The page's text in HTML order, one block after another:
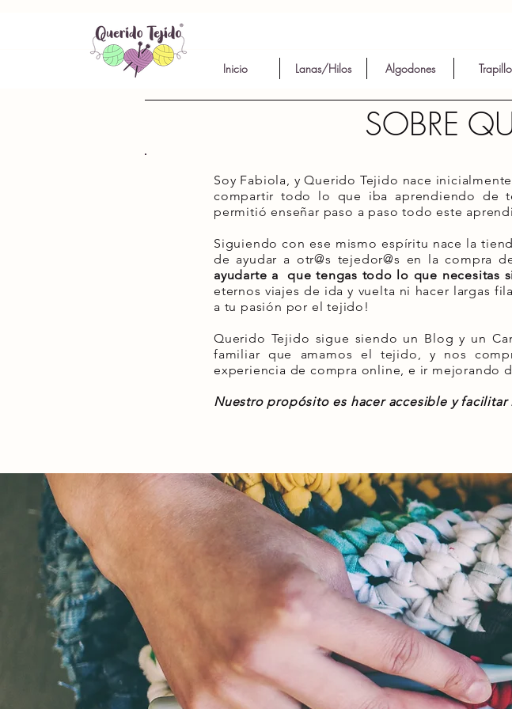
Inicio Lanas/Hilos Algodones
SOBRE
Soy Fabiola, y Querido Tejido nace
compartir todo lo que iba aprendiendo de
permitió enseñar paso a paso todo este
Siguiendo con ese mismo espíritu nace la
de ayudar a otr@s tejedor@s en la compra
ayudarte a que tengas todo lo que necesitas
eternos viajes de ida y vuelta ni hacer largas
a tu pasión por el tejido!
Querido Tejido sigue siendo un Blog y un
familiar que amamos el tejido, y nos
experiencia de compra online, e ir mejorando
Nuestro propósito es hacer accesible y